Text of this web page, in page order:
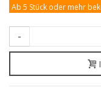
Ab 5 Stück oder mehr
-